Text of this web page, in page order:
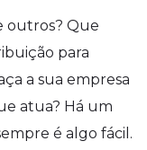
outros? Que
para
a sua empresa
atua? Há um
é algo fácil.